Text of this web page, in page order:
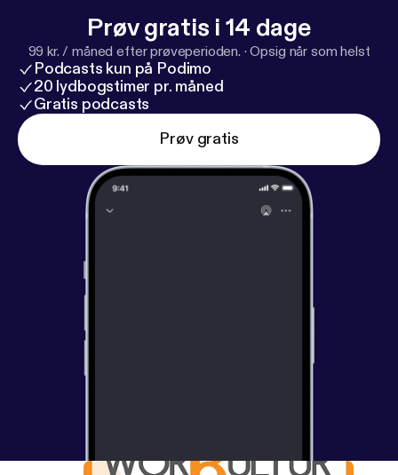
Prøv gratis i 14 dage
99 kr. / måned efter prøveperioden. ·Opsig når som helst
Podcasts kun på Podimo
20 lydbogstimer pr. måned
Gratis podcasts
Prøv gratis